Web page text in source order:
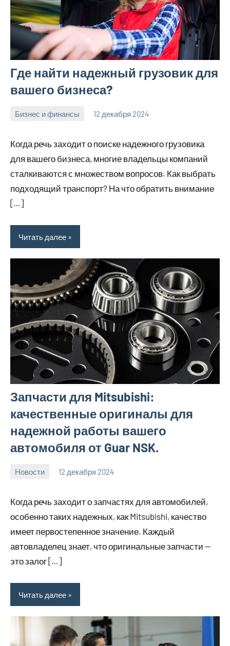
Где найти надежный грузовик для
вашего бизнеса?
Бизнес и финансы 12 декабря 2024
Когда речь заходит о поиске надежного грузовика
для вашего бизнеса, многие владельцы компаний
сталкиваются с множеством вопросов. Как выбрать
подходящий транспорт? На что обратить внимание
[…]
Читать далее
Запчасти для Mitsubishi:
качественные оригиналы для
надежной работы вашего
автомобиля от Guar NSK.
Новости 12 декабря 2024
Когда речь заходит о запчастях для автомобилей,
особенно таких надежных, как Mitsubishi, качество
имеет первостепенное значение. Каждый
автовладелец знает, что оригинальные запчасти —
это залог […]
Читать далее